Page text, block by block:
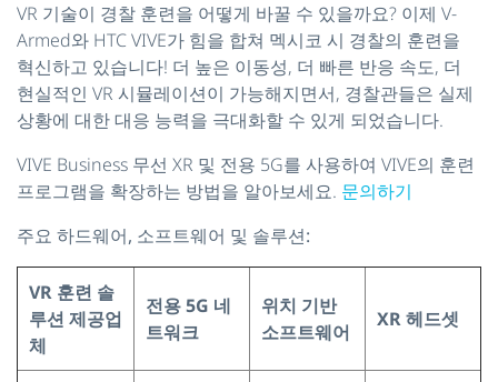
VR 기술이 경찰 훈련을 어떻게 바꿀 수 있을까요? 이제 V-
Armed와 HTC VIVE가 힘을 합쳐 멕시코 시 경찰의 훈련을
혁신하고 있습니다! 더 높은 이동성, 더 빠른 반응 속도, 더
현실적인 VR 시뮬레이션이 가능해지면서, 경찰관들은 실제
상황에 대한 대응 능력을 극대화할 수 있게 되었습니다.
VIVE Business 무선 XR 및 전용 5G를 사용하여 VIVE의 훈련
프로그램을 확장하는 방법을 알아보세요. 문의하기
주요 하드웨어, 소프트웨어 및 솔루션:
VR 훈련 솔
루션 제공업
체
전용 5G 네
트워크
위치 기반
소프트웨어
XR 헤드셋